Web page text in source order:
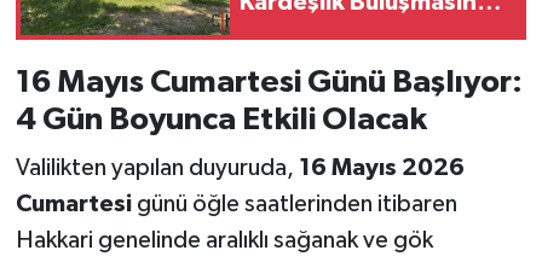
16 Mayıs Cumartesi Günü Başlıyor:
4 Gün Boyunca Etkili Olacak
Valilikten yapılan duyuruda, 16 Mayıs 2026
Cumartesigünü öğle saatlerinden itibaren
Hakkari genelinde aralıklı sağanak ve gök